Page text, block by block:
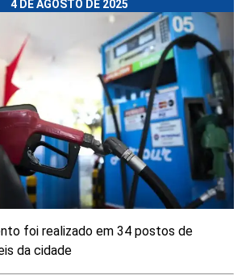
4 DE AGOSTO DE 2025
foi realizado em 34 postos de
da cidade